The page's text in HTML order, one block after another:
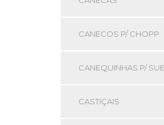
CANECOS P/ CHOPP
CANEQUINHAS P/
CASTIÇAIS